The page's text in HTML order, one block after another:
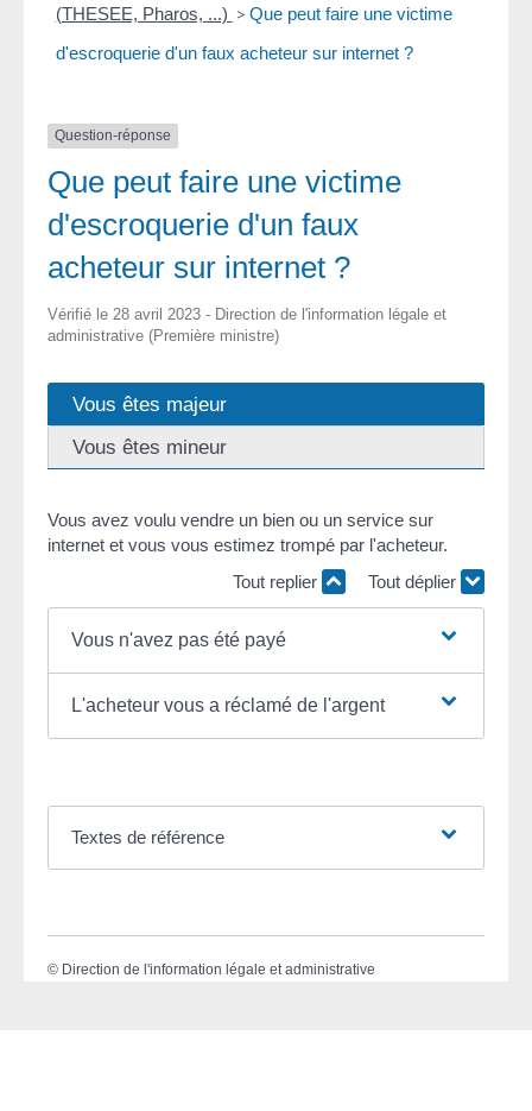
(THESEE, Pharos, ...) > Que peut faire une victime
d'escroquerie d'un faux acheteur sur internet ?
Question-réponse
Que peut faire une victime
d'escroquerie d'un faux
acheteur sur internet ?
Vérifié le 28 avril 2023 - Direction de l'information légale et
administrative (Première ministre)
Vous êtes majeur
Vous êtes mineur
Vous avez voulu vendre un bien ou un service sur
internet et vous vous estimez trompé par l'acheteur.
Tout replier
Tout déplier
Vous n'avez pas été payé
L'acheteur vous a réclamé de l'argent
Textes de référence
© Direction de l'information légale et administrative